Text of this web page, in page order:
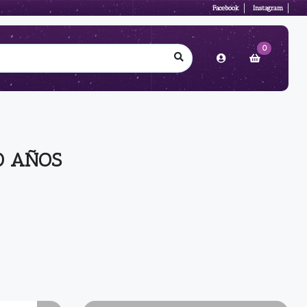
Facebook Instagram
0
AÑOS